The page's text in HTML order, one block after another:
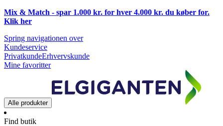
Mix & Match - spar 1.000 kr. for hver 4.000 kr. du køber for.
Klik her
Spring navigationen over
Kundeservice
PrivatkundeErhvervskunde
Mine favoritter
Alle produkter
Find butik